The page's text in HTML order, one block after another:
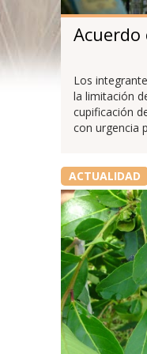
Los
la limitación
cupificación
con urgencia
ACTUALIDAD